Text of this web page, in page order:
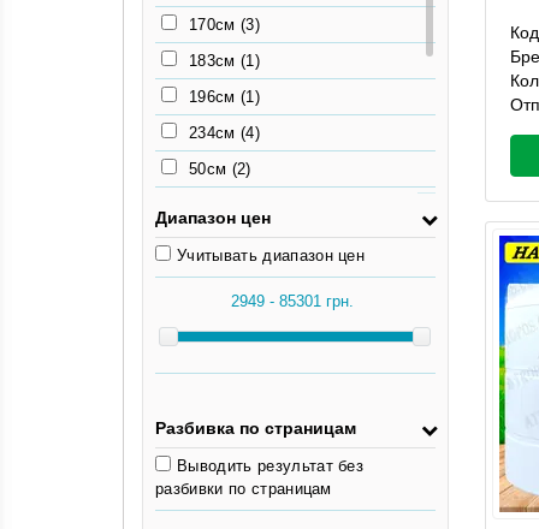
68см(2)
76см(2)
77см(2)
78см(1)
170см (3)
183см (1)
196см (1)
234см (4)
50см (2)
63см(2)
65см(2)
78см(1)
Диапазон цен
Учитывать диапазон цен
Разбивка по страницам
Выводить результат без
разбивки по страницам